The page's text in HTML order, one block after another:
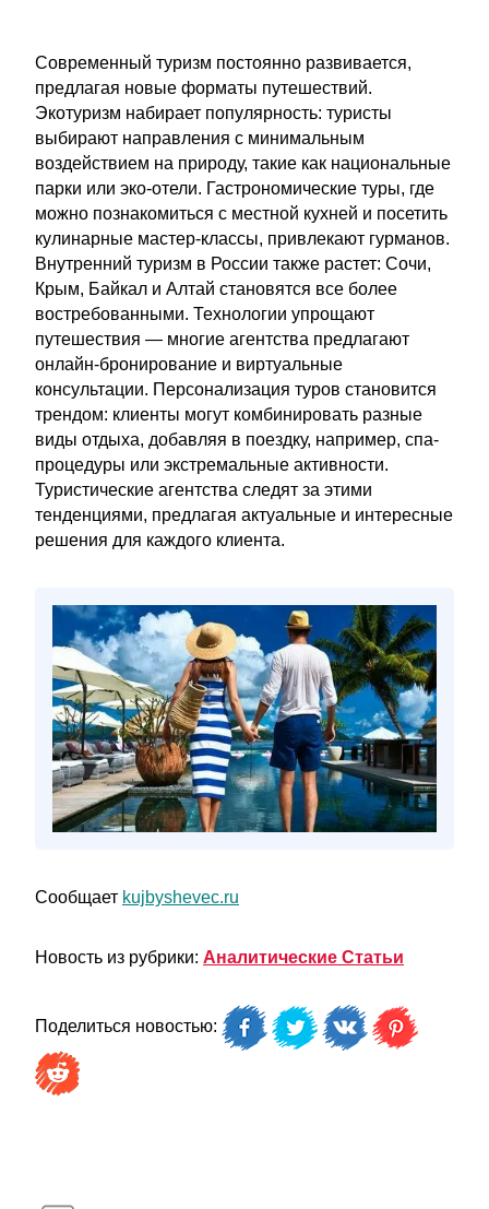
Современный туризм постоянно развивается,
предлагая новые форматы путешествий.
Экотуризм набирает популярность: туристы
выбирают направления с минимальным
воздействием на природу, такие как национальные
парки или эко-отели. Гастрономические туры, где
можно познакомиться с местной кухней и посетить
кулинарные мастер-классы, привлекают гурманов.
Внутренний туризм в России также растет: Сочи,
Крым, Байкал и Алтай становятся все более
востребованными. Технологии упрощают
путешествия — многие агентства предлагают
онлайн-бронирование и виртуальные
консультации. Персонализация туров становится
трендом: клиенты могут комбинировать разные
виды отдыха, добавляя в поездку, например, спа-
процедуры или экстремальные активности.
Туристические агентства следят за этими
тенденциями, предлагая актуальные и интересные
решения для каждого клиента.
Сообщает kujbyshevec.ru
Новость из рубрики: Аналитические Статьи
Поделиться новостью: